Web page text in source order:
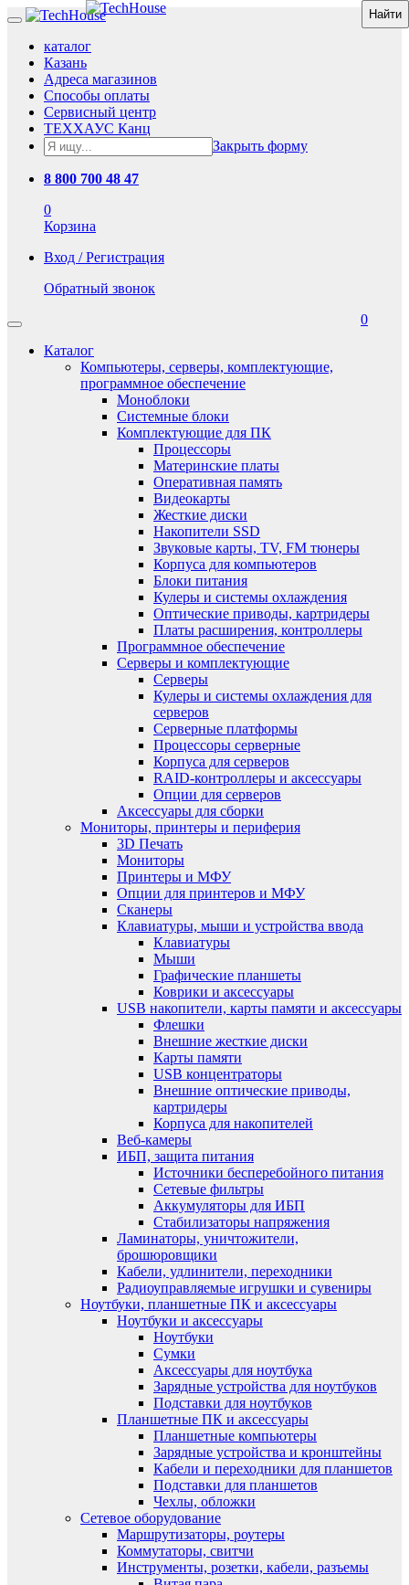
каталог
Казань
Адреса магазинов
Способы оплаты
Сервисный центр
ТЕХХАУС Канц
Закрыть форму
8 800 700 48 47
0
Корзина
Вход / Регистрация
Обратный звонок
0
Каталог
Компьютеры, серверы, комплектующие,
программное обеспечение
Моноблоки
Системные блоки
Комплектующие для ПК
Процессоры
Материнские платы
Оперативная память
Видеокарты
Жесткие диски
Накопители SSD
Звуковые карты, TV, FM тюнеры
Корпуса для компьютеров
Блоки питания
Кулеры и системы охлаждения
Оптические приводы, картридеры
Платы расширения, контроллеры
Программное обеспечение
Серверы и комплектующие
Серверы
Кулеры и системы охлаждения для
серверов
Серверные платформы
Процессоры серверные
Корпуса для серверов
RAID-контроллеры и аксессуары
Опции для серверов
Аксессуары для сборки
Мониторы, принтеры и периферия
3D Печать
Мониторы
Принтеры и МФУ
Опции для принтеров и МФУ
Сканеры
Клавиатуры, мыши и устройства ввода
Клавиатуры
Мыши
Графические планшеты
Коврики и аксессуары
USB накопители, карты памяти и аксессуары
Флешки
Внешние жесткие диски
Карты памяти
USB концентраторы
Внешние оптические приводы,
картридеры
Корпуса для накопителей
Веб-камеры
ИБП, защита питания
Источники бесперебойного питания
Сетевые фильтры
Аккумуляторы для ИБП
Стабилизаторы напряжения
Ламинаторы, уничтожители,
брошюровщики
Кабели, удлинители, переходники
Радиоуправляемые игрушки и сувениры
Ноутбуки, планшетные ПК и аксессуары
Ноутбуки и аксессуары
Ноутбуки
Сумки
Аксессуары для ноутбука
Зарядные устройства для ноутбуков
Подставки для ноутбуков
Планшетные ПК и аксессуары
Планшетные компьютеры
Зарядные устройства и кронштейны
Кабели и переходники для планшетов
Подставки для планшетов
Чехлы, обложки
Сетевое оборудование
Маршрутизаторы, роутеры
Коммутаторы, свитчи
Инструменты, розетки, кабели, разъемы